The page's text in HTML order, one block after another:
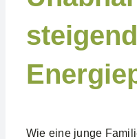
Wie eine junge